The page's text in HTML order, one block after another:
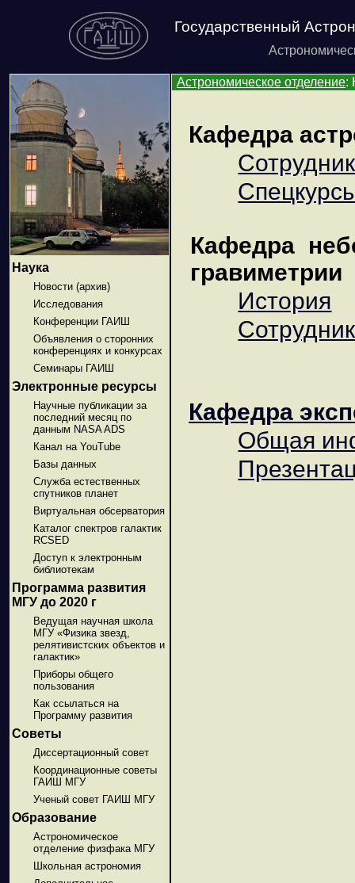
Государственный
Наука
Новости (архив)
Исследования
Конференции ГАИШ
Объявления о сторонних
конференциях и конкурсах
Семинары ГАИШ
Электронные ресурсы
Научные публикации за
последний месяц по
данным NASA ADS
Канал на YouTube
Базы данных
Служба естественных
спутников планет
Виртуальная обсерватория
Каталог спектров галактик
RCSED
Доступ к электронным
библиотекам
Программа развития
МГУ до 2020 г
Ведущая научная школа
МГУ «Физика звезд,
релятивистских объектов и
галактик»
Приборы общего
пользования
Как ссылаться на
Программу развития
Советы
Диссертационный совет
Координационные советы
ГАИШ МГУ
Ученый совет ГАИШ МГУ
Образование
Астрономическое
отделение физфака МГУ
Школьная астрономия
Астрономическое отделение:
Кафедра
Кафедра
гравиметрии
История
Кафедра
Общая